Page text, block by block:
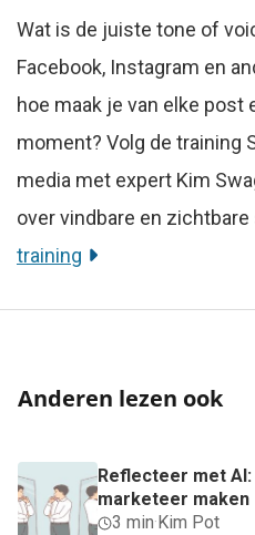
Wat is de juiste tone of
Facebook, Instagram en
hoe maak je van elke post
moment? Volg de training
media met expert Kim
over vindbare en
training
Anderen lezen ook
Reflecteer met
marketeer maken
3 min·Kim Pot